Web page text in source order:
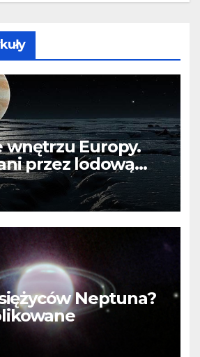
wnętrzu Europy.
przez lodową
Neptuna?